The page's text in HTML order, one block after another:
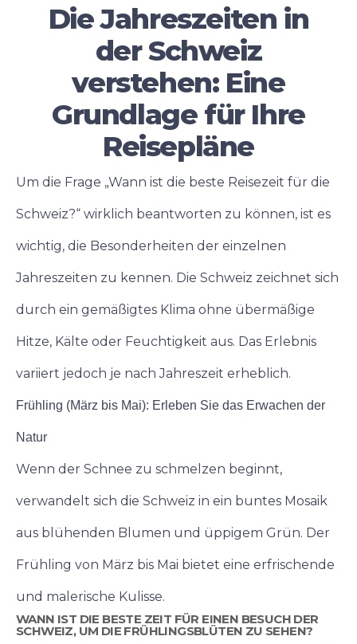
Die Jahreszeiten in
der Schweiz
verstehen: Eine
Grundlage für Ihre
Reisepläne
Um die Frage „Wann ist die beste Reisezeit für die
Schweiz?“ wirklich beantworten zu können, ist es
wichtig, die Besonderheiten der einzelnen
Jahreszeiten zu kennen. Die Schweiz zeichnet sich
durch ein gemäßigtes Klima ohne übermäßige
Hitze, Kälte oder Feuchtigkeit aus. Das Erlebnis
variiert jedoch je nach Jahreszeit erheblich.
Frühling (März bis Mai): Erleben Sie das Erwachen der
Natur
Wenn der Schnee zu schmelzen beginnt,
verwandelt sich die Schweiz in ein buntes Mosaik
aus blühenden Blumen und üppigem Grün. Der
Frühling von März bis Mai bietet eine erfrischende
und malerische Kulisse.
WANN IST DIE BESTE ZEIT FÜR EINEN BESUCH DER
SCHWEIZ, UM DIE FRÜHLINGSBLÜTEN ZU SEHEN?